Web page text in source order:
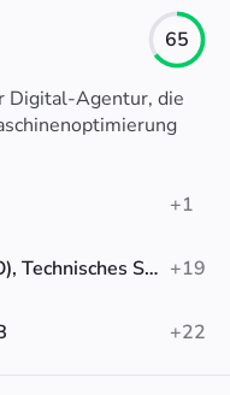
65
Digital-Agentur, die
+1
Suchmaschinenoptimierung (SEO), Technisches SEO, SEO-Beratung +19
+22